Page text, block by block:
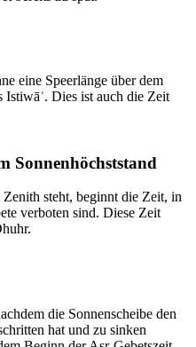
eine Speerlänge über dem
Dies ist auch die Zeit
Sonnenhöchststand
steht, beginnt die Zeit, in
verboten sind. Diese Zeit
die Sonnenscheibe den
hat und zu sinken